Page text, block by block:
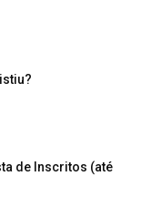
de Inscritos (até